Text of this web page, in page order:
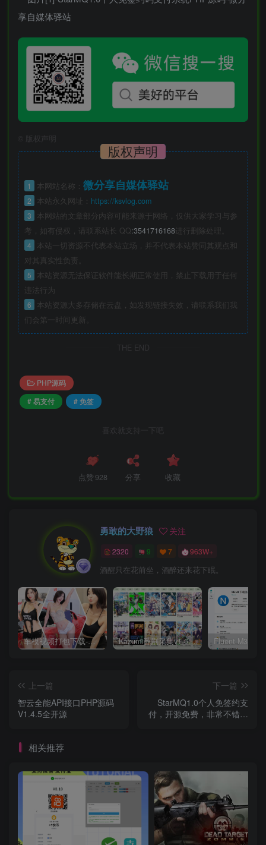
版权声明
版权声明
1 本网站名称： 微分享自媒体驿站
2 本站永久网址： https://ksvlog.com
3
本网站的文章部分内容可能来源于网络，仅供大家学习与参
考，如有侵权，请联系站长 QQ:3541716168进行删除处理。
4
本站一切资源不代表本站立场，并不代表本站赞同其观点和
对其真实性负责。
5
本站资源无法保证软件能长期正常使用，禁止下载用于任何
违法行为
6
本站资源大多存储在云盘，如发现链接失效，请联系我们我
们会第一时间更新。
THE END
PHP源码
# 易支付
# 免签
喜欢就支持一下吧
点赞 928 分享 收藏
勇敢的大野狼 关注
2320 9 7 963W+
酒醒只在花前坐，酒醉还来花下眠。
车模视频打包下载-高清无水印版 Kazumi番剧采集v1.6.9：支持自定义规则+在线观看+弹幕，跨平台下载
上一篇
智云全能API接口PHP源码
V1.4.5全开源
下一篇
StarMQ1.0个人免签约支
付，开源免费，非常不错，
相关推荐